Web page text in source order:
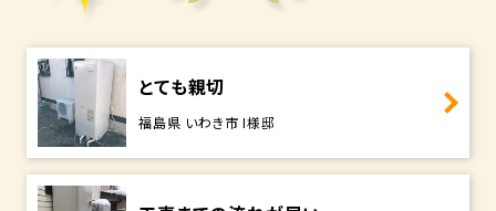
とても親切
福島県 いわき市 I様邸